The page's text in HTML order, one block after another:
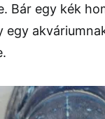
Bár egy kék